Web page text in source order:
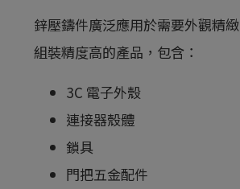
鋅壓鑄件廣泛應用於需要外觀精
組裝精度高的產品，包含：
3C 電子外殼
連接器殼體
鎖具
門把五金配件